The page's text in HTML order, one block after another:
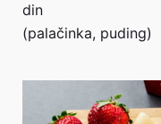
din
(palačinka, puding)